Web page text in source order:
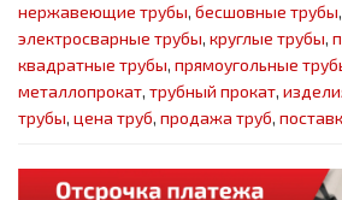
нержавеющие трубы, бесшовные трубы,
электросварные трубы, круглые трубы,
квадратные трубы, прямоугольные
металлопрокат, трубный прокат,
трубы, цена труб, продажа труб,